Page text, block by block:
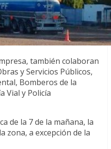
también colaboran
y Servicios Públicos,
Bomberos de la
Vial y Policía
de la 7 de la mañana, la
zona, a excepción de la